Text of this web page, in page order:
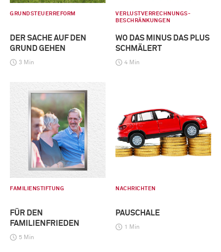
GRUNDSTEUERREFORM
DER SACHE AUF DEN
GRUND GEHEN
3 Min
VERLUSTVERRECHNUNGS-
BESCHRÄNKUNGEN
WO DAS MINUS DAS PLUS
SCHMÄLERT
4 Min
FAMILIENSTIFTUNG
FÜR DEN
FAMILIENFRIEDEN
5 Min
NACHRICHTEN
PAUSCHALE
1 Min